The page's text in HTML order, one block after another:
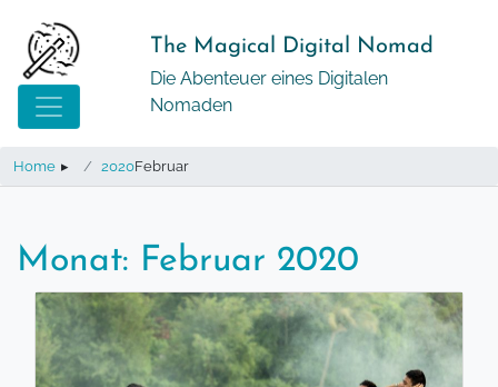
zum
Inhalt
The Magical Digital Nomad
Die Abenteuer eines Digitalen
Nomaden
Home ▸ 2020Februar
Monat: Februar 2020